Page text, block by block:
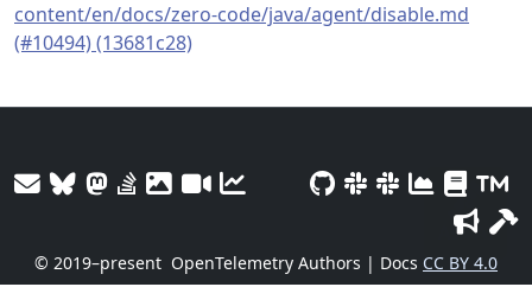
content/en/docs/zero-code/java/agent/disable.md
(#10494) (13681c28)
© 2019–present OpenTelemetry Authors | Docs CC BY 4.0